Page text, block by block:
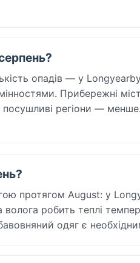
опадів — у
Прибережні
регіони —
протягом August: у
волога робить теплі
одяг є